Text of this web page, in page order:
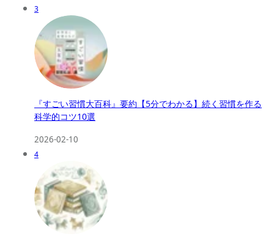
3
『すごい習慣大百科』要約【5分でわかる】続く習慣を作る
科学的コツ10選
2026-02-10
4